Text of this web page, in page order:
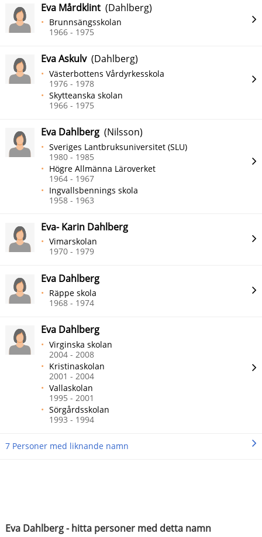
Eva Dahlberg - hitta personer med detta namn
Eva Mårdklint (Dahlberg)
Brunnsängsskolan
1966 - 1975
Eva Askulv(Dahlberg)
Västerbottens Vårdyrkesskola
1976 - 1978
Skytteanska skolan
1966 - 1975
Eva Dahlberg (Nilsson)
Sveriges Lantbruksuniversitet (SLU)
1980 - 1985
Högre Allmänna Läroverket
1964 - 1967
Ingvallsbennings skola
1958 - 1963
Eva- Karin Dahlberg
Vimarskolan
1970 - 1979
Eva Dahlberg
Räppe skola
1968 - 1974
Eva Dahlberg
Virginska skolan
2004 - 2008
Kristinaskolan
2001 - 2004
Vallaskolan
1995 - 2001
Sörgårdsskolan
1993 - 1994
7 Personer med liknande namn